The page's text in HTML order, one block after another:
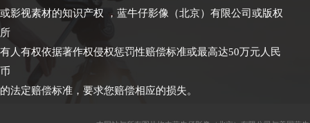
或影视素材的知识产权 ，蓝牛仔影像（北京）有限公司或版权
所
有人有权依据著作权侵权惩罚性赔偿标准或最高达50万元人民
币
的法定赔偿标准，要求您赔偿相应的损失。